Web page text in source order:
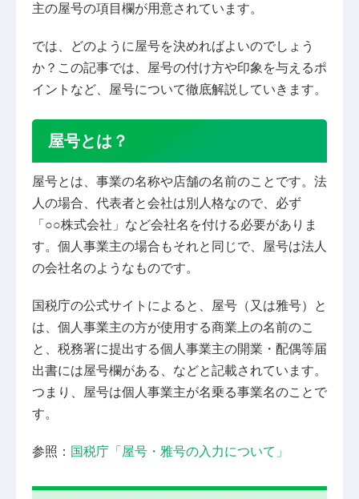
主の屋号の項目欄が用意されています。
では、どのように屋号を決めればよいのでしょう
か？この記事では、屋号の付け方や印象を与えるポ
イントなど、屋号について徹底解説していきます。
屋号とは？
屋号とは、事業の名称や店舗の名前のことです。法
人の場合、代表者と会社は別人格なので、必ず
「○○株式会社」など会社名を付ける必要がありま
す。個人事業主の場合もそれと同じで、屋号は法人
の会社名のようなものです。
国税庁の公式サイトによると、屋号（又は雅号）と
は、個人事業主の方が使用する商業上の名前のこ
と、税務署に提出する個人事業主の開業・配偶等届
出書には屋号欄がある、などと記載されています。
つまり、屋号は個人事業主が名乗る事業名のことで
す。
参照： 国税庁「屋号・雅号の入力について」